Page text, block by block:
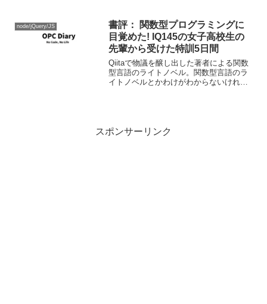
をGoogleは雇っ...
node/jQuery/JS
書評： 関数型プログラミングに
目覚めた! IQ145の女子高校生の
先輩から受けた特訓5日間
Qiitaで物議を醸し出した著者による関数
型言語のライトノベル。関数型言語のラ
イトノベルとかわけがわからないけれ
スポンサーリンク